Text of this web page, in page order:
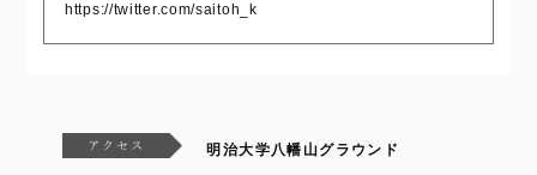
https://twitter.com/saitoh_k
明治大学八幡山グラウンド